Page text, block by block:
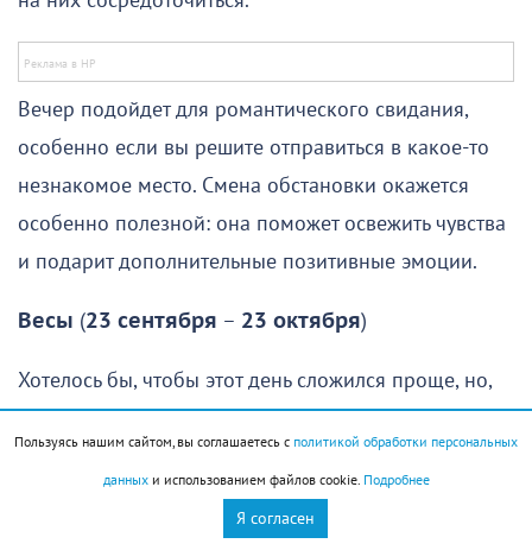
Вечер подойдет для романтического свидания,
особенно если вы решите отправиться в какое-то
незнакомое место. Смена обстановки окажется
особенно полезной: она поможет освежить чувства
и подарит дополнительные позитивные эмоции.
Весы (23 сентября – 23 октября)
Хотелось бы, чтобы этот день сложился проще, но,
увы, влияние позитивных тенденций будет
довольно умеренным. Само по себе это было бы не
так плохо, если бы
Весыбыли настроены ничего
особенного не предпринимать и готовы были
Пользуясь нашим сайтом, вы соглашаетесь с политикой обработки персональных
данныхи использованием файлов cookie. Подробнее
Я согласен